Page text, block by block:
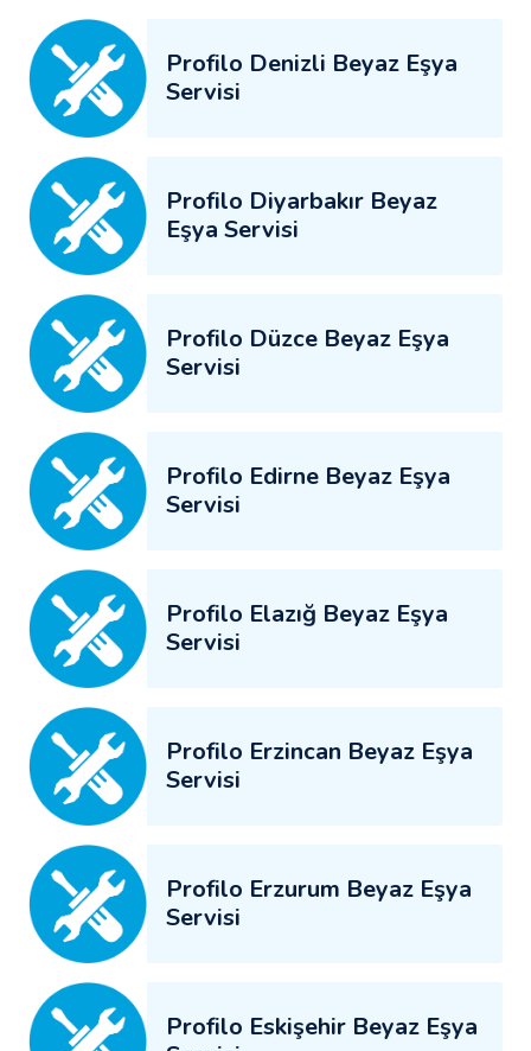
Profilo Denizli Beyaz Eşya
Servisi
Profilo Diyarbakır Beyaz
Eşya Servisi
Profilo Düzce Beyaz Eşya
Servisi
Profilo Edirne Beyaz Eşya
Servisi
Profilo Elazığ Beyaz Eşya
Servisi
Profilo Erzincan Beyaz Eşya
Servisi
Profilo Erzurum Beyaz Eşya
Servisi
Profilo Eskişehir Beyaz Eşya